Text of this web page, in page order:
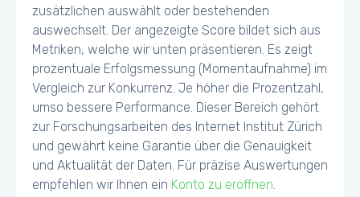
zusätzlichen auswählt oder bestehenden
auswechselt. Der angezeigte Score bildet sich aus
Metriken, welche wir unten präsentieren. Es zeigt
prozentuale Erfolgsmessung (Momentaufnahme) im
Vergleich zur Konkurrenz. Je höher die Prozentzahl,
umso bessere Performance. Dieser Bereich gehört
zur Forschungsarbeiten des Internet Institut Zürich
und gewährt keine Garantie über die Genauigkeit
und Aktualität der Daten. Für präzise Auswertungen
empfehlen wir Ihnen ein Konto zu eröffnen.